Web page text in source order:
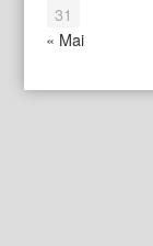
« Mai
31